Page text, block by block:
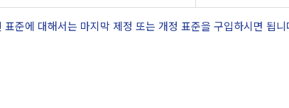
표준에 대해서는 마지막 제정 또는 개정 표준을 구입하시면 됩니